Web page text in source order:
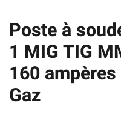
Poste à
1 MIG TIG
160
Gaz